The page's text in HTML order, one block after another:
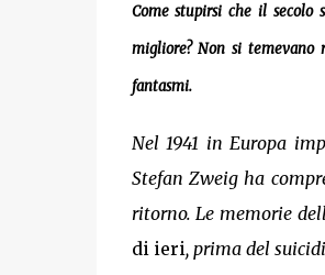
Come stupirsi che il secolo
migliore? Non si
fantasmi.
Nel 1941 in Europa
Stefan Zweig ha
ritorno. Le memorie
di ieri, prima del